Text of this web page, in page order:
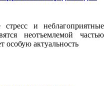
и неблагоприятные
неотъемлемой частью
особую актуальность